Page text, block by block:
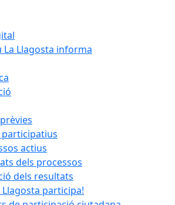
Llagosta informa
participatius
actius
dels processos
dels resultats
participa!